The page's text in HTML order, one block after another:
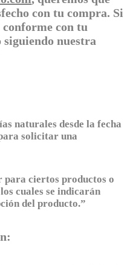
con tu compra. Si
con tu
siguiendo nuestra
naturales desde la fecha
solicitar una
para ciertos productos o
cuales se indicarán
del producto.”